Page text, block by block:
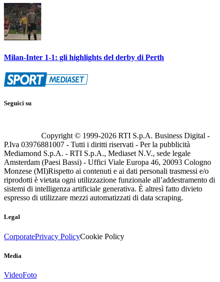
Milan-Inter 1-1: gli highlights del derby di Perth
Seguici su
Copyright © 1999-2026 RTI S.p.A. Business Digital -
P.Iva 03976881007 - Tutti i diritti riservati - Per la pubblicità
Mediamond S.p.A. - RTI S.p.A., Mediaset N.V., sede legale
Amsterdam (Paesi Bassi) - Uffici Viale Europa 46, 20093 Cologno
Monzese (MI)Rispetto ai contenuti e ai dati personali trasmessi e/o
riprodotti è vietata ogni utilizzazione funzionale all’addestramento di
sistemi di intelligenza artificiale generativa. È altresì fatto divieto
espresso di utilizzare mezzi automatizzati di data scraping.
Legal
CorporatePrivacy PolicyCookie Policy
Media
VideoFoto